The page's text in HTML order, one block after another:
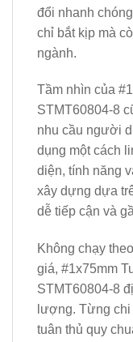
đổi nhanh
chỉ bắt kịp mà
ngành.
Tầm nhìn của
STMT60804-8
nhu cầu người
dụng một cách
diện, tính năng
xây dựng dựa
dễ tiếp cận và
Không chạy
giá, #1x75mm
STMT60804-8
lượng. Từng
tuân thủ quy